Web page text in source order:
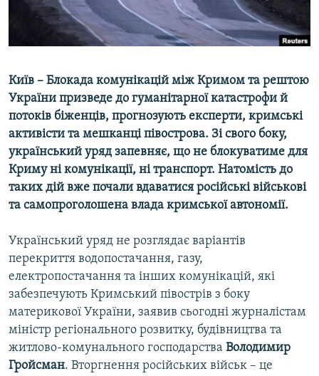
ВІДЕОУРОКИ «ELIFBE»
СВІДЧЕННЯ ОКУПАЦІЇ
ІНФОГРАФІКА
Русский
Qırımtatar
Усі сайти RFE/RL
Київ – Блокада комунікацій між Кримом та рештою
України призведе до гуманітарної катастрофи й
потоків біженців, прогнозують експерти, кримські
активісти та мешканці півострова. Зі свого боку,
український уряд запевняє, що не блокуватиме для
Криму ні комунікації, ні транспорт. Натомість до
таких дій вже почали вдаватися російські військові
та самопроголошена влада кримської автономії.
Український уряд не розглядає варіантів
перекриття водопостачання, газу,
електропостачання та інших комунікацій, які
забезпечують Кримський півострів з боку
материкової України, заявив сьогодні журналістам
міністр регіонального розвитку, будівництва та
житлово-комунального господарства Володимир
Гройсман. Вторгнення російських військ – це